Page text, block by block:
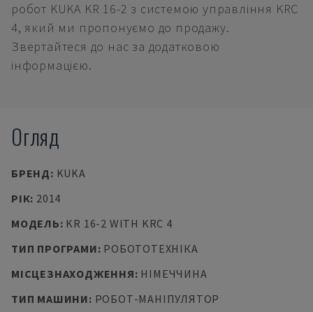
робот KUKA KR 16-2 з системою управління KRC
4, який ми пропонуємо до продажу.
Звертайтеся до нас за додатковою
інформацією.
Огляд
БРЕНД: KUKA
РІК: 2014
МОДЕЛЬ: KR 16-2 WITH KRC 4
ТИП ПРОГРАМИ: РОБОТОТЕХНІКА
МІСЦЕЗНАХОДЖЕННЯ: НІМЕЧЧИНА
ТИП МАШИНИ: РОБОТ-МАНІПУЛЯТОР